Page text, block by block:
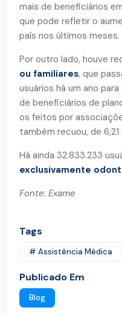
mais de beneficiários
que pode refletir o
país nos últimos meses.
Por outro lado, houve
ou familiares, que
usuários há um ano
de beneficiários de
os feitos por
também recuou, de 6,21
Há ainda 32.833.233
exclusivamente
Fonte: Exame
Tags
# Assistência Médica
Publicado Em
Blog